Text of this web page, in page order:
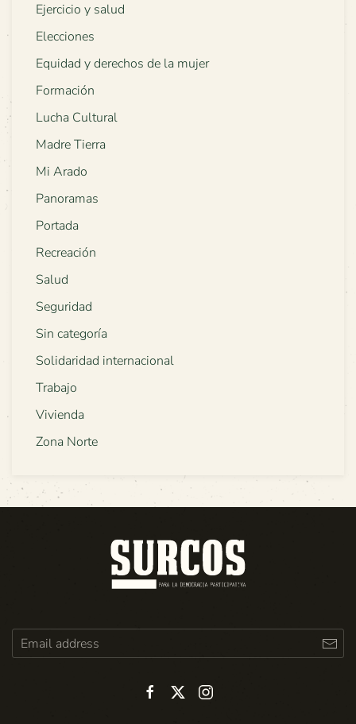
Ejercicio y salud
Elecciones
Equidad y derechos de la mujer
Formación
Lucha Cultural
Madre Tierra
Mi Arado
Panoramas
Portada
Recreación
Salud
Seguridad
Sin categoría
Solidaridad internacional
Trabajo
Vivienda
Zona Norte